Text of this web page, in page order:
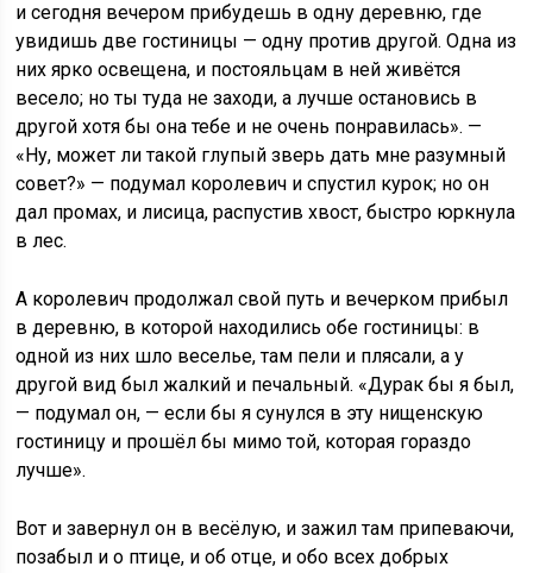
и сегодня вечером прибудешь в одну деревню, где
увидишь две гостиницы — одну против другой. Одна из
них ярко освещена, и постояльцам в ней живётся
весело; но ты туда не заходи, а лучше остановись в
другой хотя бы она тебе и не очень понравилась». —
«Ну, может ли такой глупый зверь дать мне разумный
совет?» — подумал королевич и спустил курок; но он
дал промах, и лисица, распустив хвост, быстро юркнула
в лес.
А королевич продолжал свой путь и вечерком прибыл
в деревню, в которой находились обе гостиницы: в
одной из них шло веселье, там пели и плясали, а у
другой вид был жалкий и печальный. «Дурак бы я был,
— подумал он, — если бы я сунулся в эту нищенскую
гостиницу и прошёл бы мимо той, которая гораздо
лучше».
Вот и завернул он в весёлую, и зажил там припеваючи,
позабыл и о птице, и об отце, и обо всех добрых